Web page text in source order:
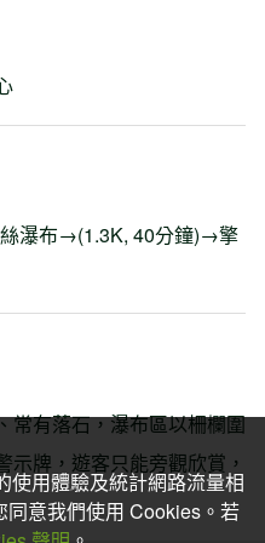
瀑布→(1.3K, 40分鐘)→擎
常有落石，瀑布區以柵欄圍
牌，遊客只能旁觀欣賞，
使用體驗及統計網路流量相
意我們使用 Cookies。若